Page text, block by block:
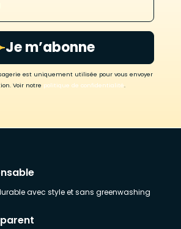
Je m’abonne
est uniquement utilisée pour vous envoyer
Voir notre politique de confidentialité
avec style et sans greenwashing